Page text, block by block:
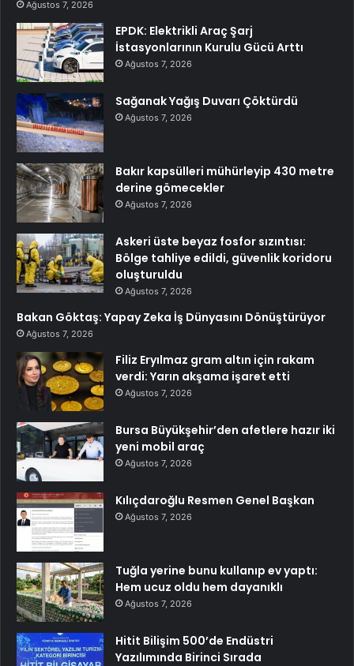
Ağustos 7, 2026
EPDK: Elektrikli Araç Şarj
İstasyonlarının Kurulu Gücü Arttı
Ağustos 7, 2026
Sağanak Yağış Duvarı Çöktürdü
Ağustos 7, 2026
Bakır kapsülleri mühürleyip 430 metre
derine gömecekler
Ağustos 7, 2026
Askeri üste beyaz fosfor sızıntısı:
Bölge tahliye edildi, güvenlik koridoru
oluşturuldu
Ağustos 7, 2026
Bakan Göktaş: Yapay Zeka İş Dünyasını Dönüştürüyor
Ağustos 7, 2026
Filiz Eryılmaz gram altın için rakam
verdi: Yarın akşama işaret etti
Ağustos 7, 2026
Bursa Büyükşehir’den afetlere hazır iki
yeni mobil araç
Ağustos 7, 2026
Kılıçdaroğlu Resmen Genel Başkan
Ağustos 7, 2026
Tuğla yerine bunu kullanıp ev yaptı:
Hem ucuz oldu hem dayanıklı
Ağustos 7, 2026
Hitit Bilişim 500’de Endüstri
Yazılımında Birinci Sırada